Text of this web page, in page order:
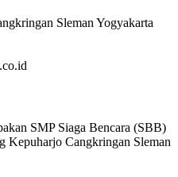
Sleman Yogyakarta
SMP Siaga Bencara (SBB)
Kepuharjo Cangkringan Sleman